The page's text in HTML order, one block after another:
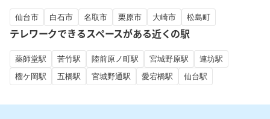
仙台市 白石市 名取市 栗原市 大崎市 松島町
テレワークできるスペースがある近くの駅
薬師堂駅 苦竹駅 陸前原ノ町駅 宮城野原駅
連坊駅
榴ケ岡駅
五橋駅 宮城野通駅 愛宕橋駅 仙台駅